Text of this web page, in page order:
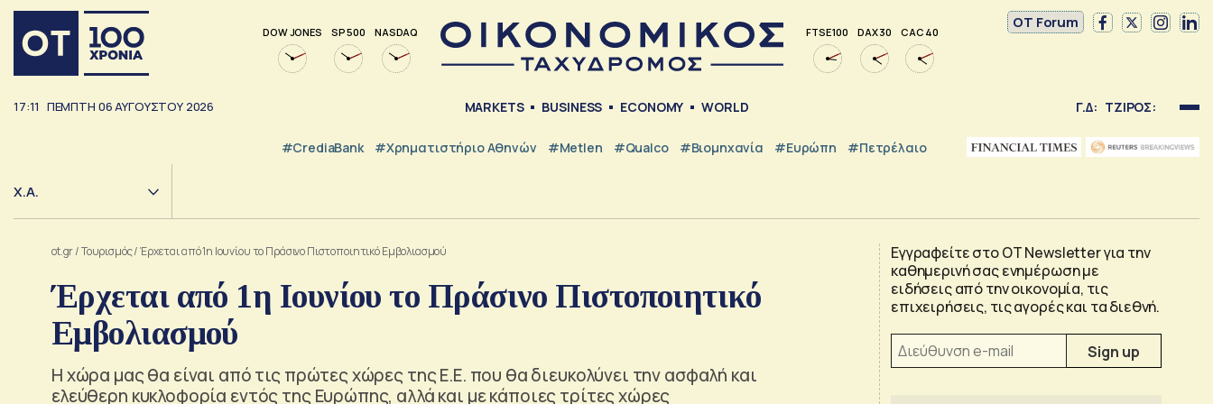
DOW JONES SP 500 NASDAQ FTSE 100 DAX 30 CAC 40
OT Forum
17:11 ΠΕΜΠΤΗ 06ΑΥΓΟΥΣΤΟΥ 2026 MARKETS BUSINESS ECONOMY WORLD Γ.Δ: ΤΖΙΡΟΣ:
#CrediaBank #Χρηματιστήριο Αθηνών #metlen #Qualco #Βιομηχανία #Ευρώπη #Πετρέλαιο
Χ.Α.
ot.gr/Τουρισμός/Έρχεται από 1η Ιουνίου το Πράσινο Πιστοποιητικό Εμβολιασμού
Έρχεται από 1η Ιουνίου το Πράσινο Πιστοποιητικό
Εμβολιασμού
Η χώρα μας θα είναι από τις πρώτες χώρες της Ε.Ε. που θα διευκολύνει την ασφαλή και
ελεύθερη κυκλοφορία εντός της Ευρώπης, αλλά και με κάποιες τρίτες χώρες
Εγγραφείτε στο OT Newsletter για την
καθημερινή σας ενημέρωση με
ειδήσεις από την οικονομία, τις
επιχειρήσεις, τις αγορές και τα διεθνή.